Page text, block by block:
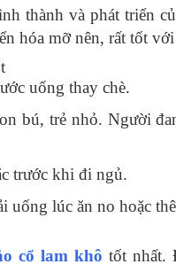
thành và phát triển
hóa mỡ nên, rất tốt
uống thay chè.
bú, trẻ nhỏ. Người
trước khi đi ngủ.
uống lúc ăn no hoặc
cổ lam khô tốt nhất.